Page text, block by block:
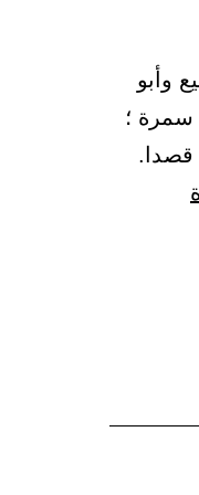
بن الربيع وأبو
سمرة ؛
قصدا.